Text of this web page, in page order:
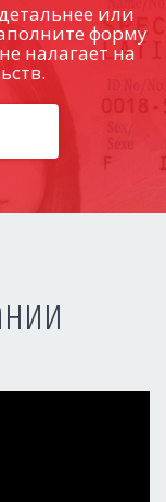
или
форму
налагает на